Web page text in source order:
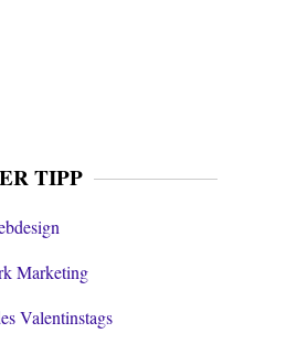
TIPP
Marketing
Valentinstags